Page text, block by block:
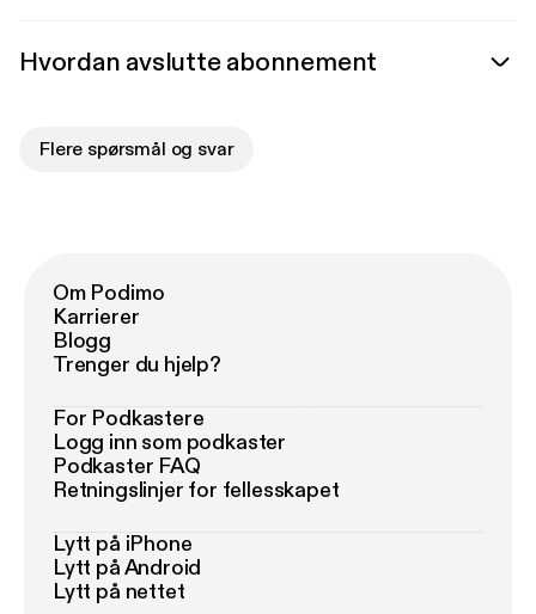
Hvordan avslutte abonnement
Flere spørsmål og svar
Om Podimo
Karrierer
Blogg
Trenger du hjelp?
For Podkastere
Logg inn som podkaster
Podkaster FAQ
Retningslinjer for fellesskapet
Lytt på iPhone
Lytt på Android
Lytt på nettet